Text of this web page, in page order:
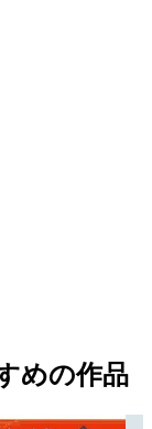
めの作品